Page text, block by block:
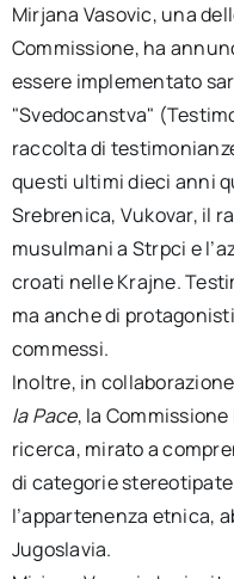
Mirjana Vasovic, una
Commissione, ha
essere implementato
"Svedocanstva"
raccolta di
questi ultimi dieci anni
Srebrenica, Vukovar, il
musulmani a Strpci e
croati nelle Krajne.
ma anche di
commessi.
Inoltre, in
la Pace, la
ricerca, mirato a
di categorie
l’appartenenza etnica,
Jugoslavia.